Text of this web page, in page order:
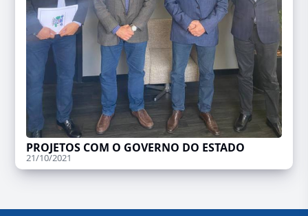
PROJETOS COM O GOVERNO DO ESTADO
21/10/2021